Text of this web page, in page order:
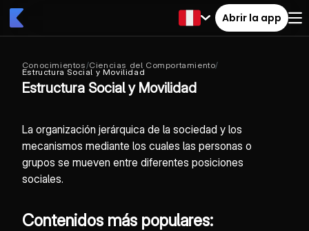
Abrir la app
Conocimientos/Ciencias del Comportamiento/
Estructura Social y Movilidad
Estructura Social y Movilidad
La organización jerárquica de la sociedad y los
mecanismos mediante los cuales las personas o
grupos se mueven entre diferentes posiciones
sociales.
Contenidos más populares: